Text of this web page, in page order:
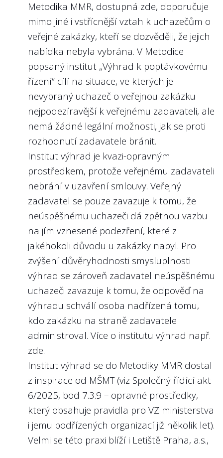
výkon managementu státní firmy?
Obzvláště v situaci, kdy u státních firem
nebývá zisk zdaleka jediným ukazatelem
výkonnosti managementu, protože státní
firmy naplňují i různé strategické zájmy
státu. Vlastník (stát) musí managementům
státních firem dávat konkrétní, měřitelné a
ambiciózní cíle, aby byl veřejný majetek
spravován maximálně efektivně.
Nejlépe to dělají v/ve:
Českých drahách, a.s.
Jsou na webu státní firmy nebo v její
výroční zprávě zveřejněny plány
výkonnostních kritérií (KPI - key
performance indicators) jako tržby, zisk
či nefinanční ukazatele týkající se
předmětu podnikání státní firmy na rok
2024 nebo 2025?
Doporučení:
Není důvod, aby KPI managementu nebyly
zveřejňovány. Veřejnost má právo vědět,
jaké jsou cíle managementu a jak cíle plní.
Nejlépe to dělají v/ve:
Správě železnic, s.o.
povinnost zveřejnit i další svá angažmá v
jiných právnických osobách. Z našeho
pohledu jde o standard, který by měl být
následován i u státních firem. Není třeba
jakékoli angažování manažerů státních
firem omezovat nad rámec zákona o
obchodních korporacích, ale protože
přeneseně manažeři nakládají se státními
prostředky, měla by veřejnost mít
informace i o takových angažmá
manažerů, která se neevidují ani ve
veřejných rejstřících – např. majetkové
podíly v obchodních korporacích, členství
ve spolcích, sportovních klubech,
kulturních institucích nebo členství v
politických orgánech. Tato angažmá by měli
členové managementu zveřejňovat na
webu státní firmy.
Angažmá v jiných společnostech je snadno
dohledatelné u členů představenstva i
dozorčí rady např. u soukromé banky
MONETA Money Bank, a.s.
U státních firem podléhajících regulaci ČNB
jsou tyto údaje poměrně obtížně
dohledatelné, viz hodnocení Národní
rozvojová banka, a.s., Česká exportní
banka, a.s., Exportní garanční a pojišťovací
společnost, a.s.
Metodika MMR, dostupná zde, doporučuje
mimo jiné i vstřícnější vztah k uchazečům o
veřejné zakázky, kteří se dozvěděli, že jejich
nabídka nebyla vybrána. V Metodice
popsaný institut „Výhrad k poptávkovému
řízení“ cílí na situace, ve kterých je
nevybraný uchazeč o veřejnou zakázku
nejpodezíravější k veřejnému zadavateli, ale
nemá žádné legální možnosti, jak se proti
rozhodnutí zadavatele bránit.
Institut výhrad je kvazi-opravným
prostředkem, protože veřejnému zadavateli
nebrání v uzavření smlouvy. Veřejný
zadavatel se pouze zavazuje k tomu, že
neúspěšnému uchazeči dá zpětnou vazbu
na jím vznesené podezření, které z
jakéhokoli důvodu u zakázky nabyl. Pro
zvýšení důvěryhodnosti smysluplnosti
výhrad se zároveň zadavatel neúspěšnému
uchazeči zavazuje k tomu, že odpověď na
výhradu schválí osoba nadřízená tomu,
kdo zakázku na straně zadavatele
administroval. Více o institutu výhrad např.
zde.
Institut výhrad se do Metodiky MMR dostal
z inspirace od MŠMT (viz Společný řídící akt
6/2025, bod 7.3.9 – opravné prostředky,
který obsahuje pravidla pro VZ ministerstva
i jemu podřízených organizací již několik let).
Velmi se této praxi blíží i Letiště Praha, a.s.,